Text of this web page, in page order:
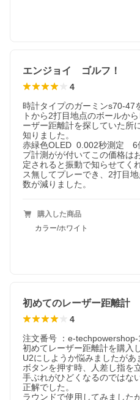
エンジョイ ゴルフ！
4
時計タイプのガーミンs70-47
トから2打目地点のボールか
ーザー距離計を探していた所
知りました。
赤緑色OLED  0.002秒測定　
プ計測がが付いてこの価格は
定されると振動で知らせてく
ス無してプレーでき、2打目
購入した商品
カラー/ホワイト
初めてのレーザー距離計
4
注文番号 ：e-
初めてレーザー距離計を購入
U2にしようか悩みましたが
ボタンを押す時、人差し指を
手ぶれがひどくなるのではな
正解でした。
ラウンドで使用してみました